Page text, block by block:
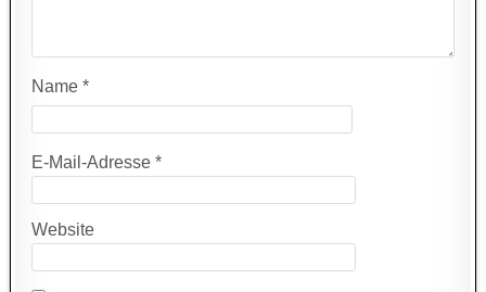
Name*
E-Mail-Adresse*
Website